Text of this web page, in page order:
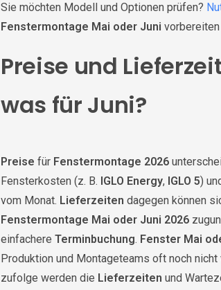
Sie möchten Modell und Optionen prüfen?
Fenstermontage Mai oder Juni vorbereiten
Preise und
was für Juni?
Preise für Fenstermontage 2026
Fensterkosten (z. B. IGLO Energy, IGLO 5)
vom Monat. Lieferzeiten dagegen können
Fenstermontage Mai oder Juni 2026
einfachere Terminbuchung. Fenster Mai
Produktion und Montageteams oft noch
zufolge werden die Lieferzeiten und